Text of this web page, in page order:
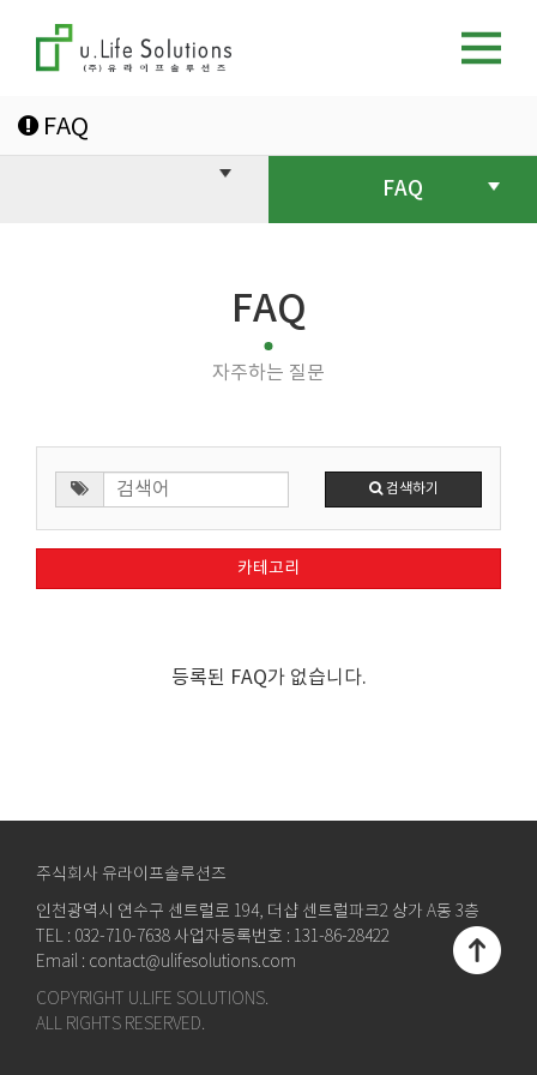
FAQ
FAQ
FAQ
자주하는 질문
검색하기
카테고리
등록된 FAQ가 없습니다.
주식회사 유라이프솔루션즈
인천광역시 연수구 센트럴로 194, 더샵 센트럴파크2 상가 A동 3층
TEL : 032-710-7638 사업자등록번호 : 131-86-28422
Email : contact@ulifesolutions.com
COPYRIGHT U.LIFE SOLUTIONS.
ALL RIGHTS RESERVED.